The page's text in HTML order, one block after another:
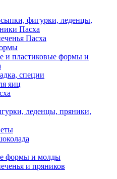
фигурки, леденцы,
Пасха
Пасха
и пластиковые формы и
специи
яиц
леденцы, пряники,
формы и молды
и пряников